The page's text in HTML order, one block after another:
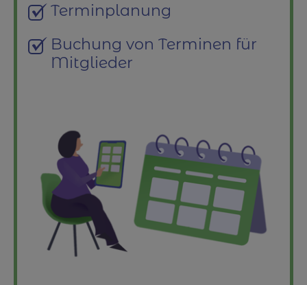
Terminplanung
Buchung von Terminen für
Mitglieder